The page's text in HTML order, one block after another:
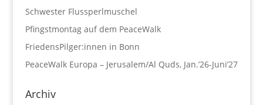
Schwester Flussperlmuschel
Pfingstmontag auf dem PeaceWalk
FriedensPilger:innen in Bonn
PeaceWalk Europa – Jerusalem/Al Quds, Jan.’26-Juni’27
Archiv